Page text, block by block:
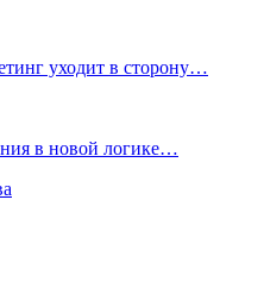
уходит в сторону…
в новой логике…